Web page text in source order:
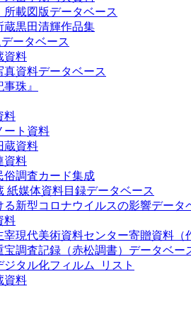
所載図版データベース
蔵黒田清輝作品集
ータベース
資料
真資料データベース
珠』
料
ート資料
蔵資料
資料
調査カード集成
紙媒体資料目録データベース
る新型コロナウイルスの影響データ
料
現代美術資料センター寄贈資料（
宝調査記録（赤松調書）データベー
タル化フィルム_リスト
資料